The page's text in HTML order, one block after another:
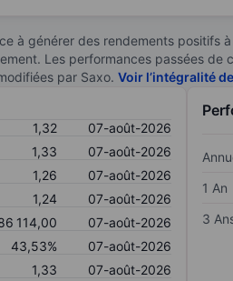
à générer des rendements positifs
Les performances passées
par Saxo. Voir l’intégralité
1,32
07-août-2026
1,33
07-août-2026
1,26
07-août-2026
1,24
07-août-2026
114,00
07-août-2026
43,53%
07-août-2026
1,33
07-août-2026
1 An
3